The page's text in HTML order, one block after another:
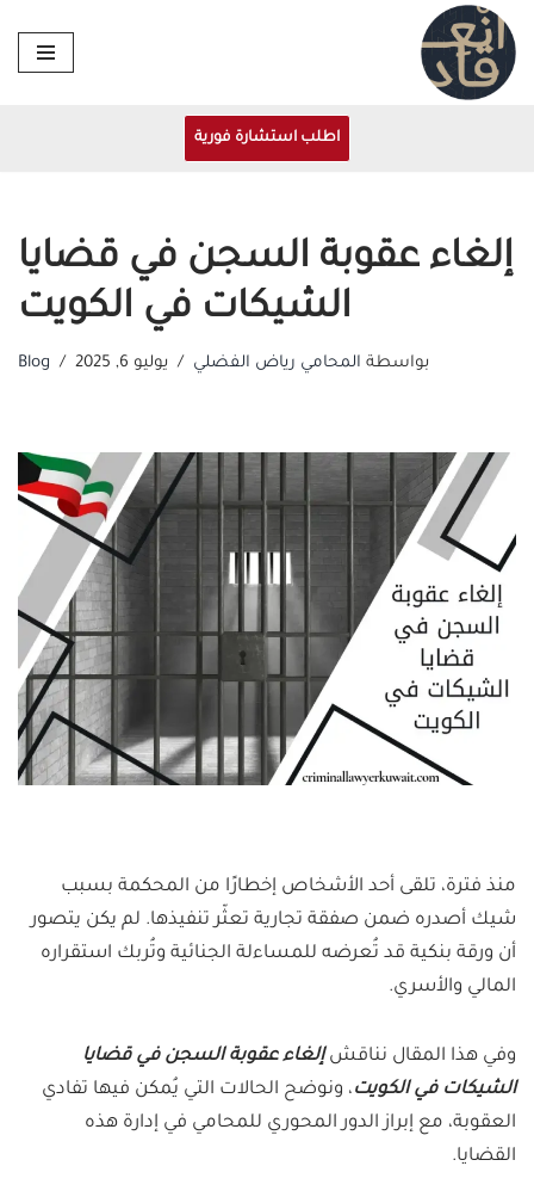
تخطى
إلى
اطلب استشارة فورية
إلغاء عقوبة السجن في قضايا
الشيكات في الكويت
بواسطة المحامي رياض الفضلي يوليو 6, 2025 Blog
منذ فترة، تلقى أحد الأشخاص إخطارًا من المحكمة بسبب
شيك أصدره ضمن صفقة تجارية تعثّر تنفيذها. لم يكن يتصور
أن ورقة بنكية قد تُعرضه للمساءلة الجنائية وتُربك استقراره
المالي والأسري.
وفي هذا المقال نناقشإلغاء عقوبة السجن في قضايا
الشيكات في الكويت، ونوضح الحالات التي يُمكن فيها تفادي
العقوبة، مع إبراز الدور المحوري للمحامي في إدارة هذه
القضايا.